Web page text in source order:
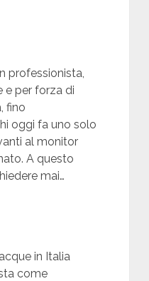
professionista,
e per forza di
fino
oggi fa uno solo
al monitor
A questo
mai…
in Italia
come